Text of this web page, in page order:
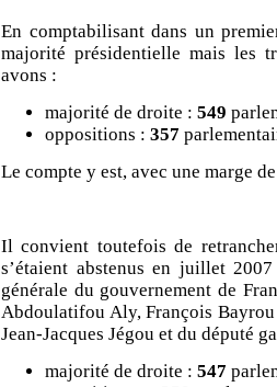
En comptabilisant dans un
majorité présidentielle mais les
avons :
majorité de droite : 549
oppositions : 357
Le compte y est, avec une marge
Il convient toutefois de
s’étaient abstenus en juillet
générale du gouvernement de
Abdoulatifou Aly, François
Jean-Jacques Jégou et du député
majorité de droite : 547